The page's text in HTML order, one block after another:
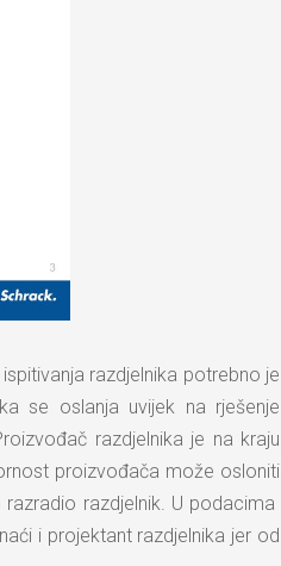
razdjelnika potrebno je
se oslanja uvijek na rješenje
razdjelnika je na kraju
proizvođača može osloniti
razdjelnik. U podacima
i projektant razdjelnika jer od